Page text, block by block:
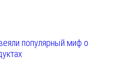
популярный миф о